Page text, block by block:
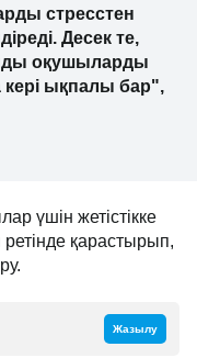
стресстен
Десек те,
оқушыларды
ықпалы бар",
үшін жетістікке
ретінде қарастырып,
Жазылу